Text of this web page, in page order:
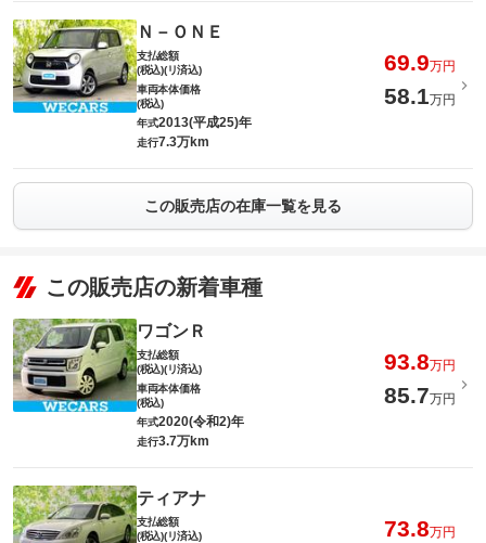
Ｎ－ＯＮＥ
支払総額
(税込)(リ済込)
69.9万円
車両本体価格
(税込)
58.1万円
年式2013(平成25)年
走行7.3万km
この販売店の在庫一覧を見る
この販売店の新着車種
ワゴンＲ
支払総額
(税込)(リ済込)
93.8万円
車両本体価格
(税込)
85.7万円
年式2020(令和2)年
走行3.7万km
ティアナ
支払総額
(税込)(リ済込)
73.8万円